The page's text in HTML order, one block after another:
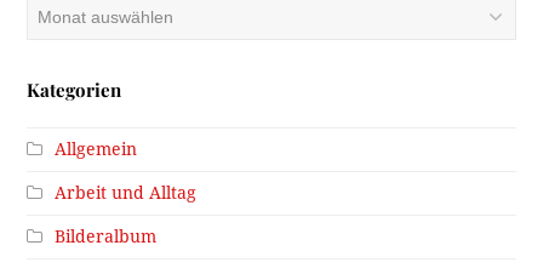
Kategorien
Allgemein
Arbeit und Alltag
Bilderalbum